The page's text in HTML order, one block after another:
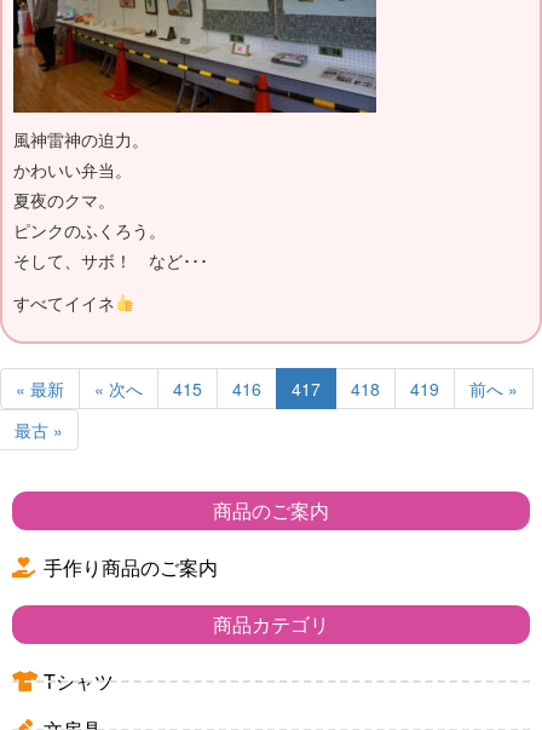
風神雷神の迫力。
かわいい弁当。
夏夜のクマ。
ピンクのふくろう。
そして、サボ！ など･･･
すべてイイネ
« 最新 « 次へ 415 416 417 418 419
前へ »
最古 »
商品のご案内
手作り商品のご案内
商品カテゴリ
Tシャツ